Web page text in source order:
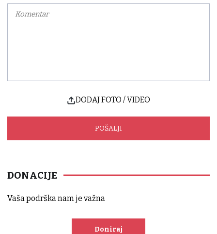
DODAJ FOTO / VIDEO
DONACIJE
Vaša podrška nam je važna
Doniraj